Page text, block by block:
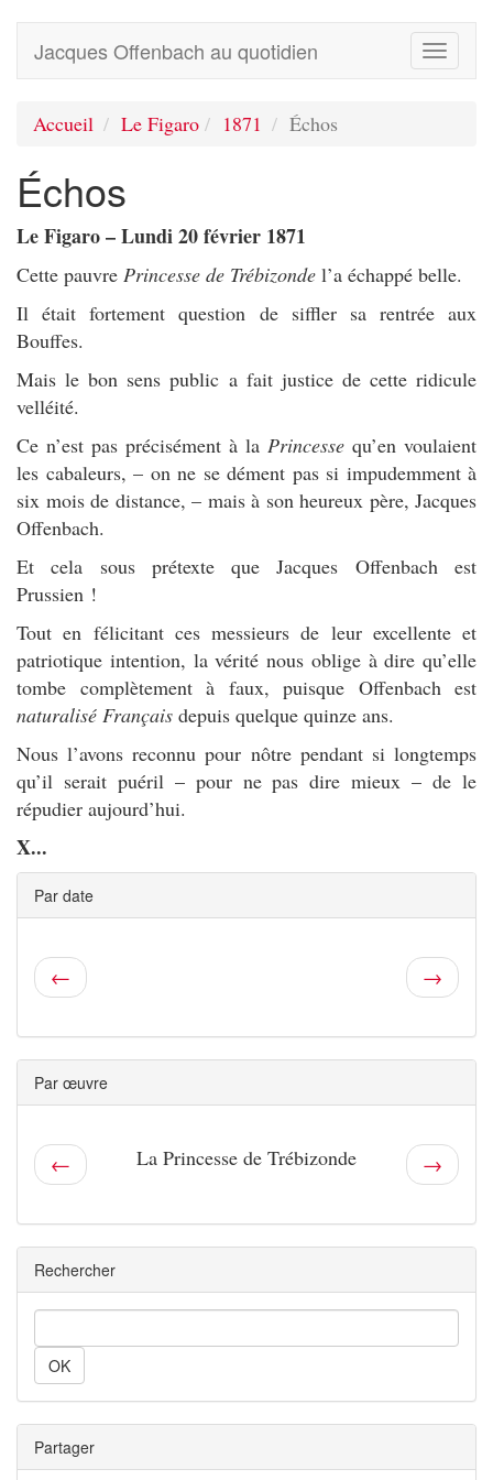
Toggle
Jacques Offenbach au quotidien
Accueil Le Figaro 1871 Échos
Échos
Le Figaro – Lundi 20 février 1871
Cette pauvre Princesse de Trébizonde l’a échappé belle.
Il était fortement question de siffler sa rentrée aux
Bouffes.
Mais le bon sens public a fait justice de cette ridicule
velléité.
Ce n’est pas précisément à la Princesse qu’en voulaient
les cabaleurs, – on ne se dément pas si impudemment à
six mois de distance, – mais à son heureux père, Jacques
Offenbach.
Et cela sous prétexte que Jacques Offenbach est
Prussien !
Tout en félicitant ces messieurs de leur excellente et
patriotique intention, la vérité nous oblige à dire qu’elle
tombe complètement à faux, puisque Offenbach est
naturalisé Français depuis quelque quinze ans.
Nous l’avons reconnu pour nôtre pendant si longtemps
qu’il serait puéril – pour ne pas dire mieux – de le
répudier aujourd’hui.
X...
Par date
← →
Par œuvre
← La Princesse de Trébizonde →
Rechercher
Partager